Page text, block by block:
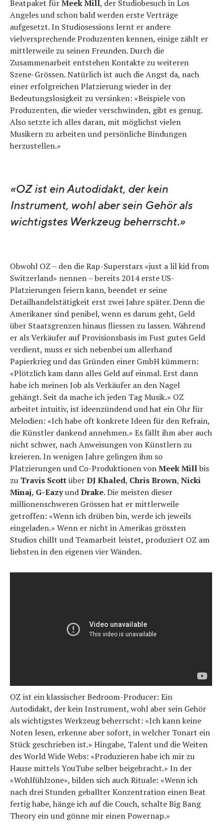
Beatpaket fürMeek Mill, der Studiobesuch in Los
Angeles und schon bald werden erste Verträge
aufgesetzt. In Studiosessions lernt er andere
vielversprechende Produzenten kennen, einige zählt er
mittlerweile zu seinen Freunden. Durch die
Zusammenarbeit entstehen Kontakte zu weiteren
Szene-Grössen. Natürlich ist auch die Angst da, nach
einer erfolgreichen Platzierung wieder in der
Bedeutungslosigkeit zu versinken: «Beispiele von
Produzenten, die wieder verschwinden, gibt es genug.
Also setzte ich alles daran, mit möglichst vielen
Musikern zu arbeiten und persönliche Bindungen
herzustellen.»
«OZ ist ein Autodidakt, der kein
Instrument, wohl aber sein Gehör als
wichtigstes Werkzeug beherrscht.»
Obwohl OZ – den die Rap-Superstars «just a lil kid from
Switzerland» nennen – bereits 2014 erste US-
Platzierungen feiern kann, beendet er seine
Detailhandelstätigkeit erst zwei Jahre später. Denn die
Amerikaner sind penibel, wenn es darum geht, Geld
über Staatsgrenzen hinaus fliessen zu lassen. Während
er als Verkäufer auf Provisionsbasis im Fust gutes Geld
verdient, muss er sich nebenbei um allerhand
Papierkrieg und das Gründen einer GmbH kümmern:
«Plötzlich kam dann alles Geld auf einmal. Erst dann
habe ich meinen Job als Verkäufer an den Nagel
gehängt. Seit da mache ich jeden Tag Musik.» OZ
arbeitet intuitiv, ist ideenzündend und hat ein Ohr für
Melodien: «Ich habe oft konkrete Ideen für den Refrain,
die Künstler dankend annehmen.» Es fällt ihm aber auch
nicht schwer, nach Anweisungen von Künstlern zu
kreieren. In wenigen Jahre gelingen ihm so
Platzierungen und Co-Produktionen vonMeekMillbis
zu Travis ScottüberDJKhaled, ChrisBrown, Nicki
Minaj, G-EazyundDrake. Die meisten dieser
millionenschweren Grössen hat er mittlerweile
getroffen: «Wenn ich drüben bin, werde ich jeweils
eingeladen.» Wenn er nicht in Amerikas grössten
Studios chillt und Teamarbeit leistet, produziert OZ am
liebsten in den eigenen vier Wänden.
OZ ist ein klassischer Bedroom-Producer: Ein
Autodidakt, der kein Instrument, wohl aber sein Gehör
als wichtigstes Werkzeug beherrscht: «Ich kann keine
Noten lesen, erkenne aber sofort, in welcher Tonart ein
Stück geschrieben ist.» Hingabe, Talent und die Weiten
des World Wide Webs: «Produzieren habe ich mir zu
Hause mittels YouTube selber beigebracht.» In der
«Wohlfühlzone», bilden sich auch Rituale: «Wenn ich
nach drei Stunden geballter Konzentration einen Beat
fertig habe, hänge ich auf die Couch, schalte Big Bang
Theory ein und gönne mir einen Powernap.»